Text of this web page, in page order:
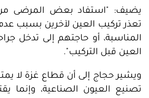
يضيف: "استفاد بعض المرضى من
تعذر تركيب العين لآخرين بسبب
المناسبة، أو حاجتهم إلى تدخل
العين قبل التركيب".
ويشير حجاج إلى أن قطاع غزة لا
تصنيع العيون الصناعية، وإنما